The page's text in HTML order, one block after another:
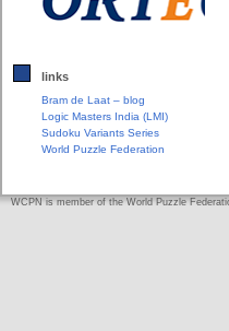
links
Bram de Laat – blog
Logic Masters India (LMI)
Sudoku Variants Series
World Puzzle Federation
WCPN is member of the World Puzzle